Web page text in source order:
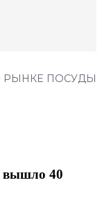
ПОСУДЫ
вышло 40